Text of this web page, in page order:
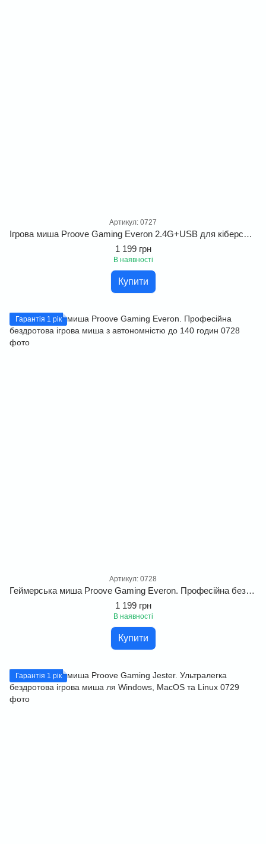
Артикул: 0727
Ігрова миша Proove Gaming Everon 2.4G+USB для кіберспорту. Геймерська миша Proove Gaming Everon для Windows, MacOS та Linux
1 199 грн
В наявності
Купити
Гарантія 1 рік
Артикул: 0728
Геймерська миша Proove Gaming Everon. Професійна бездротова ігрова миша з автономністю до 140 годин
1 199 грн
В наявності
Купити
Гарантія 1 рік